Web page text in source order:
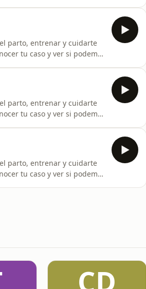
parto, entrenar y cuidarte
tu caso y ver si podemos
parto, entrenar y cuidarte
tu caso y ver si podemos
parto, entrenar y cuidarte
tu caso y ver si podemos
CD